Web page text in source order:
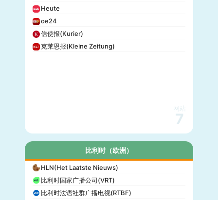
Heute
oe24
信使报(Kurier)
克莱恩报(Kleine Zeitung)
网站
7
比利时（欧洲）
HLN(Het Laatste Nieuws)
比利时国家广播公司(VRT)
比利时法语社群广播电视(RTBF)